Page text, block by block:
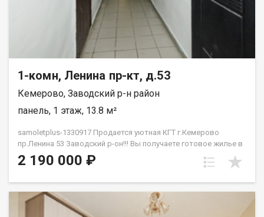
1-комн, Ленина пр-кт, д.53
Кемерово, Заводский р-н район
панель, 1 этаж, 13.8 м²
samoletplus-1330917 Продается уютная КГТ г.Кемерово
пр.Ленина 53 Заводский р-он!!! Вы получаете готовое жилье в
самом сердце города без необходимости вкладываться в
капитальный ремонт.<!--TgQPHd||[]--> Главные преимущества
библиотеки и коворкинги. Отличное состояние<!--TgQPHd||[]-->:
чистая, светлая комната, свежие обои, пластиковое окно и
2 190 000 ₽